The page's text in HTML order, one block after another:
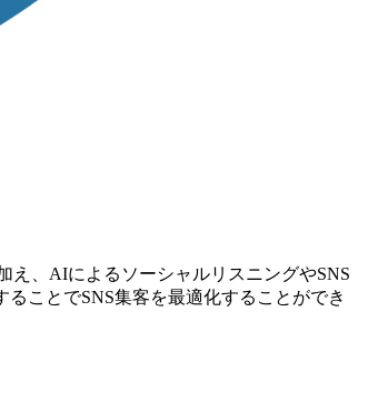
え、AIによるソーシャルリスニングやSNS
ことでSNS集客を最適化することができ